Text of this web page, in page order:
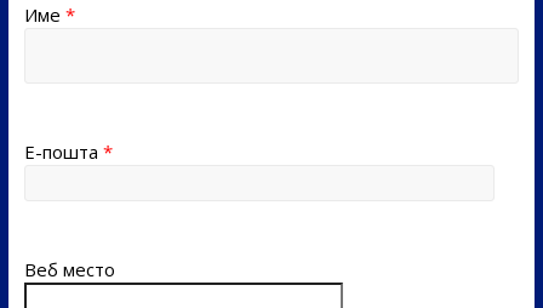
Име *
Е-пошта *
Веб место